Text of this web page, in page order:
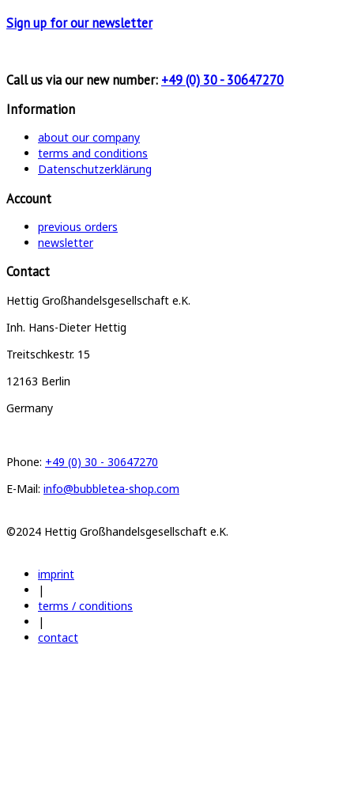
Sign up forour newsletter
Call us via our new number: +49 (0) 30 - 30647270
Information
about our company
terms and conditions
Datenschutzerklärung
Account
previous orders
newsletter
Contact
Hettig Großhandelsgesellschaft e.K.
Inh. Hans-Dieter Hettig
Treitschkestr. 15
12163 Berlin
Germany
Phone: +49 (0) 30 - 30647270
E-Mail: info@bubbletea-shop.com
©2024 Hettig Großhandelsgesellschaft e.K.
imprint
|
terms / conditions
|
contact